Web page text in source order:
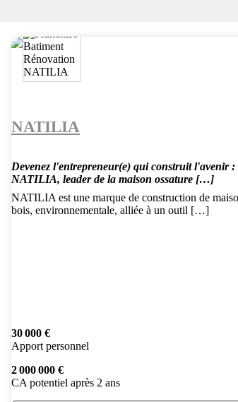
NATILIA
Devenez l'entrepreneur(e) qui construit l'avenir :
NATILIA, leader de la maison ossature […]
NATILIA est une marque de construction de
bois, environnementale, alliée à un outil […]
30 000 €
Apport personnel
2 000 000 €
CA potentiel après 2 ans